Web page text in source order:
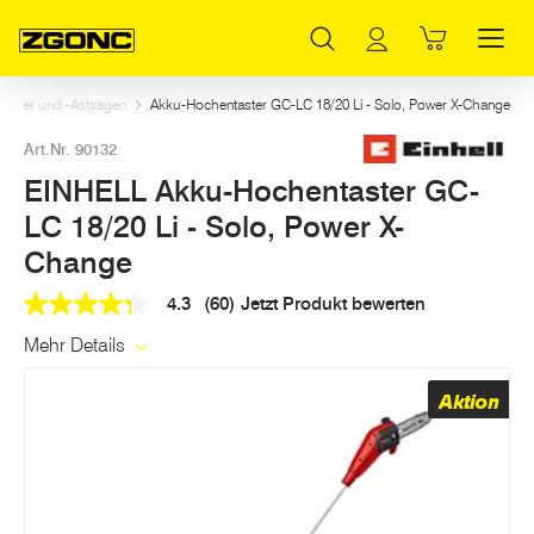
und -Astsägen Akku-Hochentaster GC-LC 18/20 Li - Solo, Power X-Change
Art.Nr. 90132
EINHELL Akku-Hochentaster GC-
LC 18/20 Li - Solo, Power X-
Change
4.3
of
4.3 (60) Jetzt Produkt bewerten
Mehr Details
Aktion